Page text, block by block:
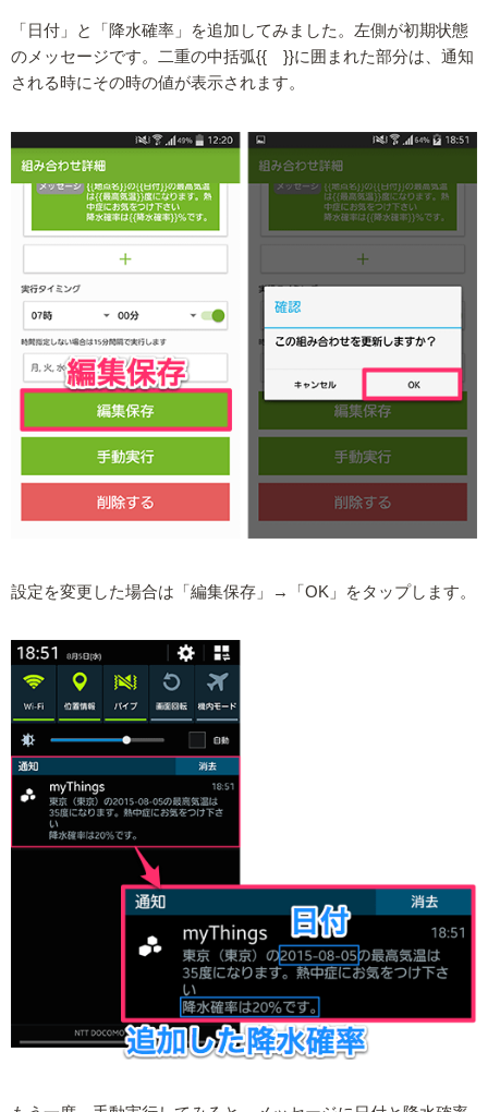
「日付」と「降水確率」を追加してみました。左側が初期状態
のメッセージです。二重の中括弧{{ }}に囲まれた部分は、通知
される時にその時の値が表示されます。
設定を変更した場合は「編集保存」→「OK」をタップします。